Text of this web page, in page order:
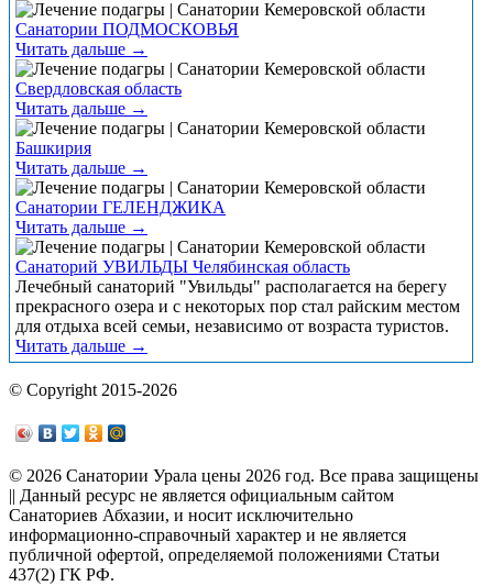
Санатории ПОДМОСКОВЬЯ
Читать дальше →
Свердловская область
Читать дальше →
Башкирия
Читать дальше →
Санатории ГЕЛЕНДЖИКА
Читать дальше →
Санаторий УВИЛЬДЫ Челябинская область
Лечебный санаторий "Увильды" располагается на берегу
прекрасного озера и с некоторых пор стал райским местом
для отдыха всей семьи, независимо от возраста туристов.
Читать дальше →
© Copyright 2015-2026
© 2026 Санатории Урала цены 2026 год. Все права защищены
|| Данный ресурс не является официальным сайтом
Санаториев Абхазии, и носит исключительно
информационно-справочный характер и не является
публичной офертой, определяемой положениями Статьи
437(2) ГК РФ.